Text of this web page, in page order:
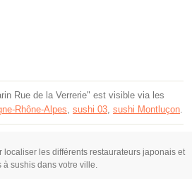
Rue de la Verrerie" est visible via les
Rhône-Alpes, sushi 03, sushi Montluçon.
les différents restaurateurs japonais et
à sushis dans votre ville.